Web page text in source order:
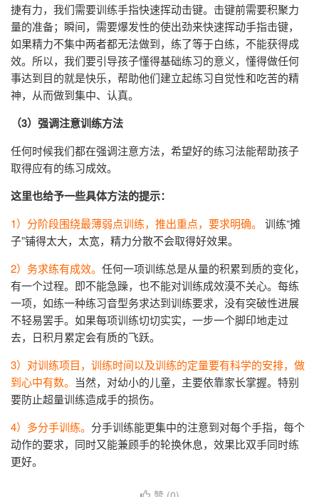
捷有力，我们需要训练手指快速挥动击键。击键前需要积聚力
量的准备；瞬间，需要爆发性的使出劲来快速挥动手指击键，
如果精力不集中两者都无法做到，练了等于白练，不能获得成
效。所以，我们要引导孩子懂得基础练习的意义，懂得做任何
事达到目的就是快乐，帮助他们建立起练习自觉性和吃苦的精
神，从而做到集中、认真。
（3）强调注意训练方法
任何时候我们都在强调注意方法，希望好的练习法能帮助孩子
取得应有的练习成效。
这里也给予一些具体方法的提示：
1）分阶段围绕最薄弱点训练，推出重点，要求明确。
训练“摊
子”铺得太大，太宽，精力分散不会取得好效果。
2）务求练有成效。 任何一项训练总是从量的积累到质的变化，
有一个过程。即不能急躁，也不能对训练成效漠不关心。每练
一项，如练一种练习音型务求达到训练要求，没有突破性进展
不轻易罢手。如果每项训练切切实实，一步一个脚印地走过
去，日积月累定会有质的飞跃。
3）对训练项目，训练时间以及训练的定量要有科学的安排，做
到心中有数。 当然，对幼小的儿童，主要依靠家长掌握。特别
要防止超量训练造成手的损伤。
4）多分手训练。 分手训练能更集中的注意到对每个手指，每个
动作的要求，同时又能兼顾手的轮换休息，效果比双手同时练
更好。